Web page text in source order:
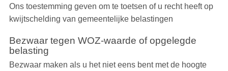
Ons toestemming geven om te toetsen of u recht heeft op
kwijtschelding van gemeentelijke belastingen
Bezwaar tegen WOZ-waarde of opgelegde
belasting
Bezwaar maken als u het niet eens bent met de hoogte